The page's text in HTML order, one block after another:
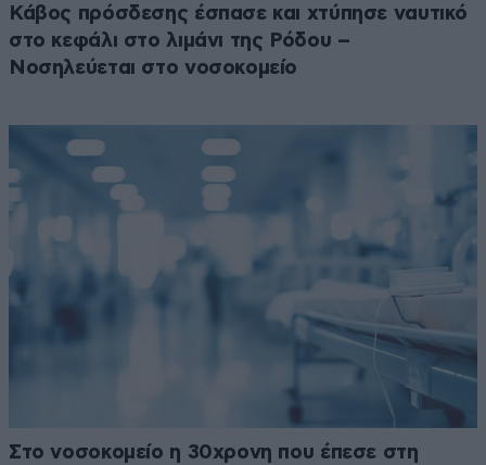
Κάβος πρόσδεσης έσπασε και χτύπησε ναυτικό
στο κεφάλι στο λιμάνι της Ρόδου –
Νοσηλεύεται στο νοσοκομείο
Στο νοσοκομείο η 30χρονη που έπεσε στη